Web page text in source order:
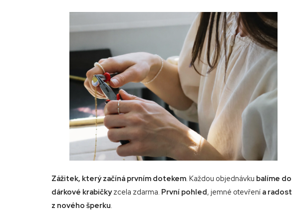
Zážitek, který začíná prvním dotekem. Každou objednávku balíme do
dárkové krabičkyzcela zdarma. První pohled, jemné otevření a radost
z nového šperku.